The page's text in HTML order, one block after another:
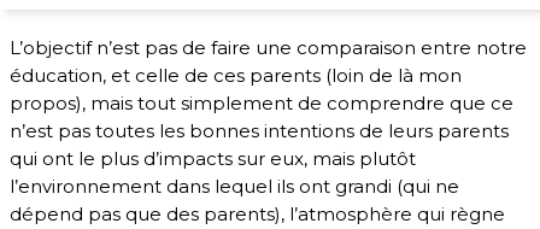
L’objectif n’est pas de faire une comparaison entre notre
éducation, et celle de ces parents (loin de là mon
propos), mais tout simplement de comprendre que ce
n’est pas toutes les bonnes intentions de leurs parents
qui ont le plus d’impacts sur eux, mais plutôt
l’environnement dans lequel ils ont grandi (qui ne
dépend pas que des parents), l’atmosphère qui règne